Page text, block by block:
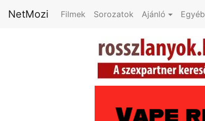
NetMozi Filmek Sorozatok Ajánló Egyéb